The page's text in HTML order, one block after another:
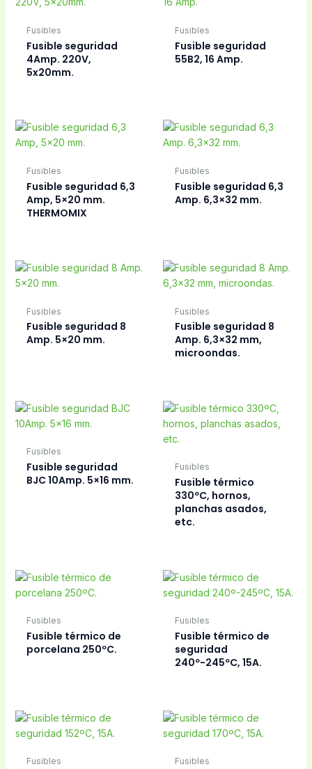
Fusibles
Fusible seguridad
4Amp. 220V,
5x20mm.
Fusibles
Fusible seguridad
55B2, 16 Amp.
Fusibles
Fusible seguridad 6,3
Amp, 5×20 mm.
THERMOMIX
Fusibles
Fusible seguridad 6,3
Amp. 6,3×32 mm.
Fusibles
Fusible seguridad 8
Amp. 5×20 mm.
Fusibles
Fusible seguridad 8
Amp. 6,3×32 mm,
microondas.
Fusibles
Fusible seguridad
BJC 10Amp. 5×16 mm.
Fusibles
Fusible térmico
330ºC, hornos,
planchas asados,
etc.
Fusibles
Fusible térmico de
porcelana 250ºC.
Fusibles
Fusible térmico de
seguridad
240º-245ºC, 15A.
Fusibles Fusibles